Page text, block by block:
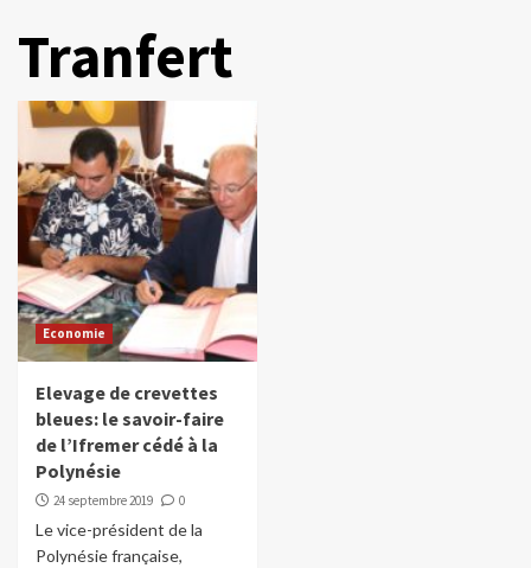
Tranfert
Economie
Elevage de crevettes
bleues: le savoir-faire
de l’Ifremer cédé à la
Polynésie
24 septembre 2019 0
Le vice-président de la
Polynésie française,